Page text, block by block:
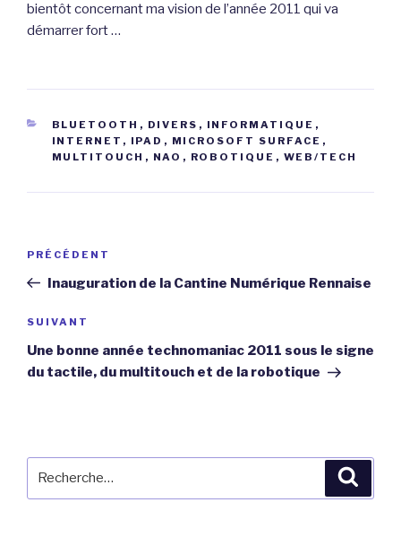
bientôt concernant ma vision de l’année 2011 qui va
démarrer fort …
CATÉGORIES
BLUETOOTH , DIVERS , INFORMATIQUE ,
INTERNET , IPAD , MICROSOFT SURFACE ,
MULTITOUCH , NAO , ROBOTIQUE , WEB/TECH
Navigation
l’article
Article
précédent
PRÉCÉDENT
Inauguration de la Cantine Numérique Rennaise
Article
suivant
SUIVANT
Une bonne année technomaniac 2011 sous le signe
du tactile, du multitouch et de la robotique